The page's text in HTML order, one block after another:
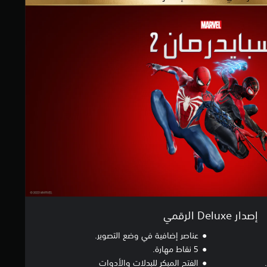
إصدار Deluxe الرقمي
عناصر إضافية في وضع التصوير.
5 نقاط مهارة.
الفتح المبكر للبدلات والأدوات